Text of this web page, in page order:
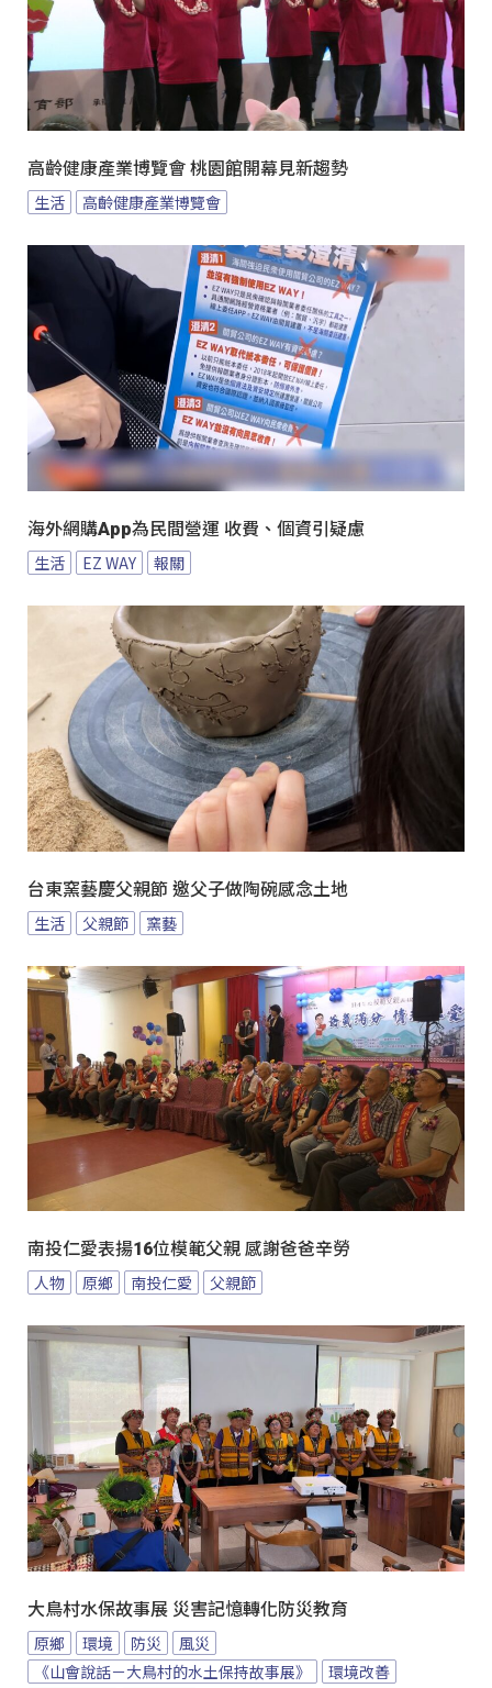
高齡健康產業博覽會 桃園館開幕見新趨勢
生活 高齡健康產業博覽會
海外網購App為民間營運 收費、個資引疑慮
生活 EZ WAY 報關
台東窯藝慶父親節 邀父子做陶碗感念土地
生活 父親節 窯藝
南投仁愛表揚16位模範父親 感謝爸爸辛勞
人物 原鄉 南投仁愛 父親節
大鳥村水保故事展 災害記憶轉化防災教育
原鄉 環境 防災
風災
《山會說話－大鳥村的水土保持故事展》
環境改善